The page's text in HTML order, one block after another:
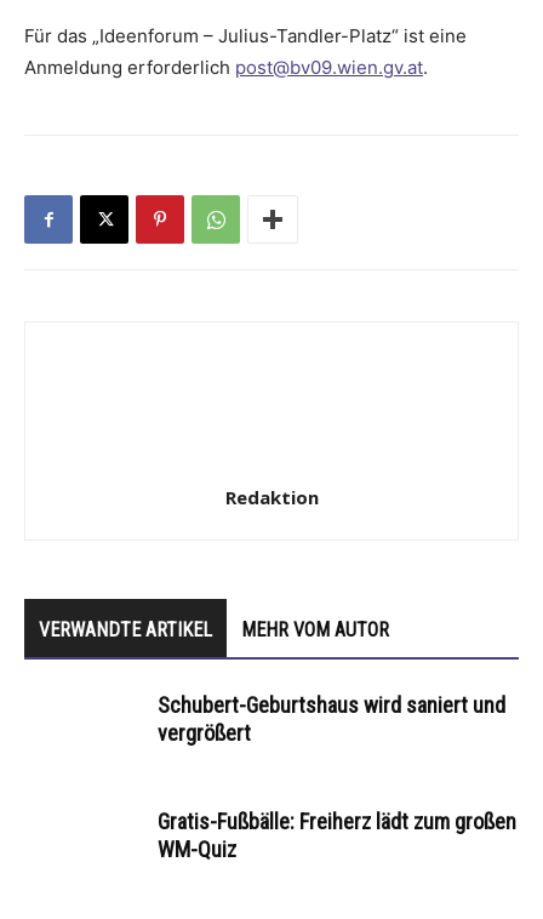
Für das „Ideenforum – Julius-Tandler-Platz“ ist eine
Anmeldung erforderlich post@bv09.wien.gv.at.
Redaktion
VERWANDTE ARTIKEL MEHR VOM AUTOR
Schubert-Geburtshaus wird saniert und
vergrößert
Gratis-Fußbälle: Freiherz lädt zum großen
WM-Quiz